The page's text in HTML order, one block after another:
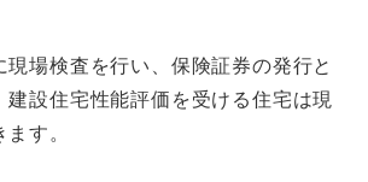
場検査を行い、保険証券の発行と
建設住宅性能評価を受ける住宅は現
す。